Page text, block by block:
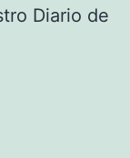
Diario de